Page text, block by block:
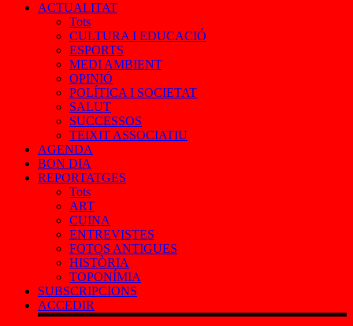
ACTUALITAT
Tots
CULTURA I EDUCACIÓ
ESPORTS
MEDI AMBIENT
OPINIÓ
POLÍTICA I SOCIETAT
SALUT
SUCCESSOS
TEIXIT ASSOCIATIU
AGENDA
BON DIA
REPORTATGES
Tots
ART
CUINA
ENTREVISTES
FOTOS ANTIGUES
HISTÒRIA
TOPONÍMIA
SUBSCRIPCIONS
ACCEDIR